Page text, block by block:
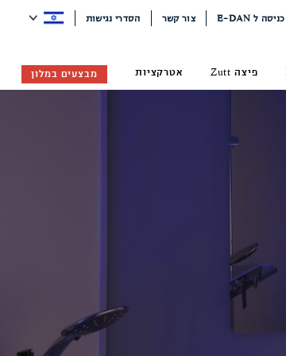
כניסה ל E-DAN צור קשר הסדרי נגישות
פיצה Zutt אטרקציות מבצעים במלון